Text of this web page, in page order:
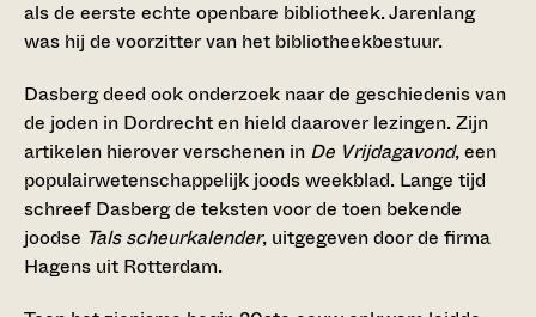
als de eerste echte openbare bibliotheek. Jarenlang
was hij de voorzitter van het bibliotheekbestuur.
Dasberg deed ook onderzoek naar de geschiedenis van
de joden in Dordrecht en hield daarover lezingen. Zijn
artikelen hierover verschenen in De Vrijdagavond, een
populairwetenschappelijk joods weekblad. Lange tijd
schreef Dasberg de teksten voor de toen bekende
joodse Tals scheurkalender, uitgegeven door de firma
Hagens uit Rotterdam.